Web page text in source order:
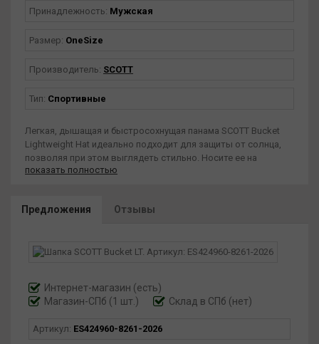
Принадлежность: Мужская
Размер: OneSize
Производитель: SCOTT
Тип: Спортивные
Легкая, дышащая и быстросохнущая панама SCOTT Bucket
Lightweight Hat идеально подходит для защиты от солнца,
позволяя при этом выглядеть стильно. Носите ее на
природе или в городе, и она дополнит ваш образ. Состав:
быстросохнущая, один размер, приблизительный вес 100
показать полностью
Предложения Отзывы
Интернет-магазин (есть)
Магазин-СПб (1 шт.)
Склад в СПб (нет)
Артикул: ES424960-8261-2026